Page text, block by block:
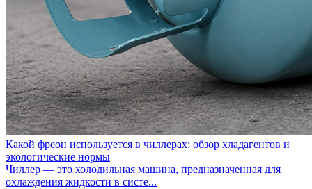
Какой фреон используется в чиллерах: обзор хладагентов и
экологические нормы
Чиллер — это холодильная машина, предназначенная для
охлаждения жидкости в систе...